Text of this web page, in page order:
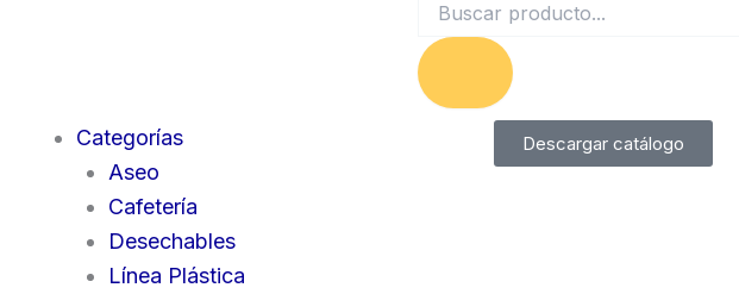
Categorías
Aseo
Cafetería
Desechables
Línea Plástica
Descargar catálogo